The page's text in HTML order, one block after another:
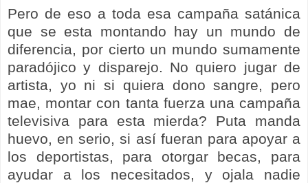
Pero de eso a toda esa campaña satánica
que se esta montando hay un mundo de
diferencia, por cierto un mundo sumamente
paradójico y disparejo. No quiero jugar de
artista, yo ni si quiera dono sangre, pero
mae, montar con tanta fuerza una campaña
televisiva para esta mierda? Puta manda
huevo, en serio, si así fueran para apoyar a
los deportistas, para otorgar becas, para
ayudar a los necesitados, y ojala nadie